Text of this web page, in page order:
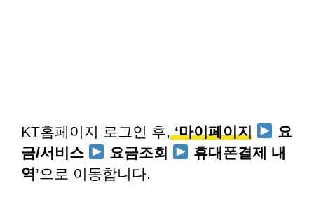
KT홈페이지 로그인 후, ‘마이페이지
요
금/서비스
요금조회
휴대폰결제 내
역’으로 이동합니다.